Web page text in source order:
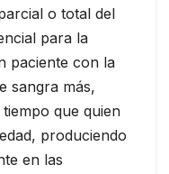
o total del
para la
paciente con la
sangra más,
que quien
produciendo
en las